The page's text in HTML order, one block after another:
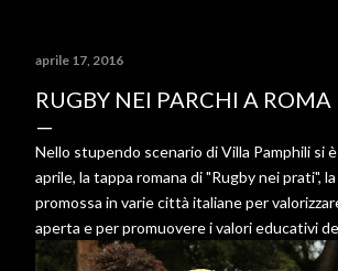
aprile 17, 2016
RUGBY NEI PARCHI A ROMA
Nello stupendo scenario di Villa Pamphili si
aprile, la tappa romana di "Rugby nei prati",
promossa in varie città italiane per
aperta e per promuovere i valori educativi